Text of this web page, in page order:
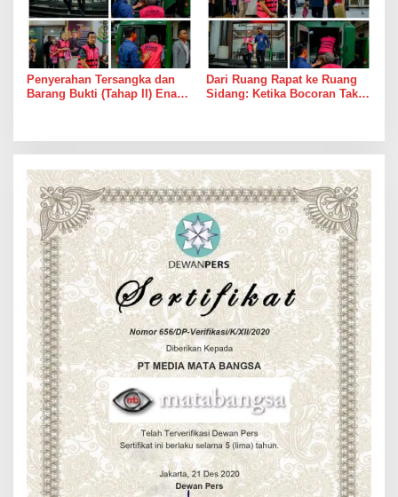
Penyerahan Tersangka dan
Barang Bukti (Tahap II) Enam
Dari Ruang Rapat ke Ruang
Sidang: Ketika Bocoran Tak